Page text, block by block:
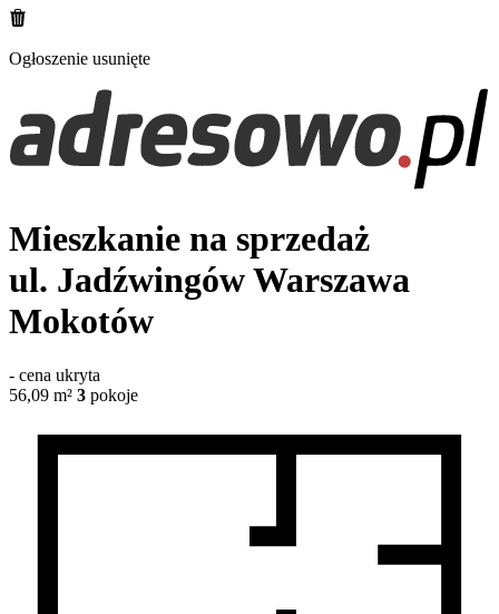
Ogłoszenie usunięte
Mieszkanie na sprzedaż
ul. JadźwingówWarszawa
Mokotów
- cena ukryta
56,09 m² 3 pokoje